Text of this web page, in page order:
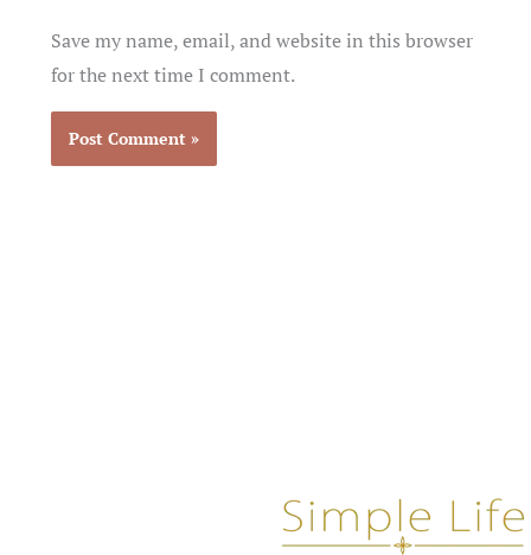
Save my name, email, and website in this browser
for the next time I comment.